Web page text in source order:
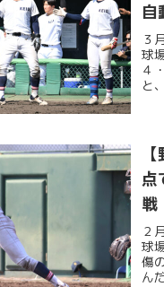
３
球
４
と
点
戦
２
球
傷
ん